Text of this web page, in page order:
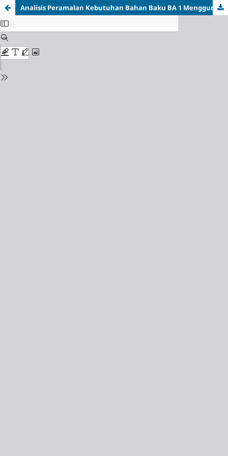
Analisis Peramalan Kebutuhan Bahan Baku BA 1 Menggunakan Metode Moving Average Dan Single Eksponential Smoothing